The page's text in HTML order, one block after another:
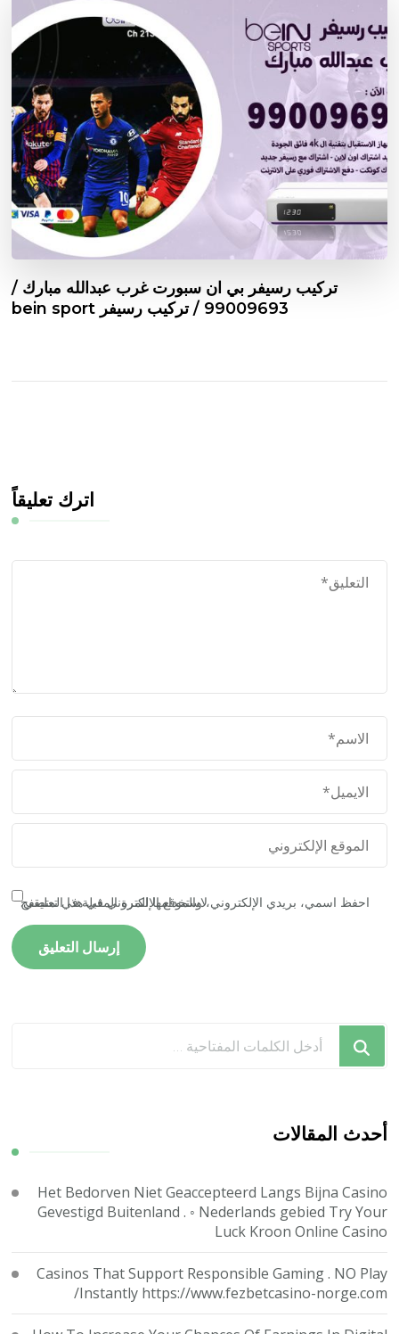
تركيب رسيفر بي ان سبورت غرب عبدالله مبارك /
99009693 / تركيب رسيفر bein sport
اترك تعليقاً
احفظ اسمي، بريدي الإلكتروني، والموقع الإلكتروني في هذا المتصفح لاستخدامها المرة المقبلة في تعليقي.
هل
تبحث
ما؟
أحدث المقالات
Het Bedorven Niet Geaccepteerd Langs Bijna Casino
Gevestigd Buitenland . ◦ Nederlands gebied Try Your
Luck Kroon Online Casino
Casinos That Support Responsible Gaming . NO Play
Instantly https://www.fezbetcasino-norge.com/